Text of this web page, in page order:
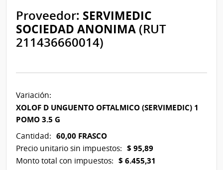
Proveedor: SERVIMEDIC
SOCIEDAD ANONIMA (RUT
211436660014)
Variación:
XOLOF D UNGUENTO OFTALMICO (SERVIMEDIC) 1
POMO 3.5 G
Cantidad: 60,00 FRASCO
Precio unitario sin impuestos: $ 95,89
Monto total con impuestos: $ 6.455,31